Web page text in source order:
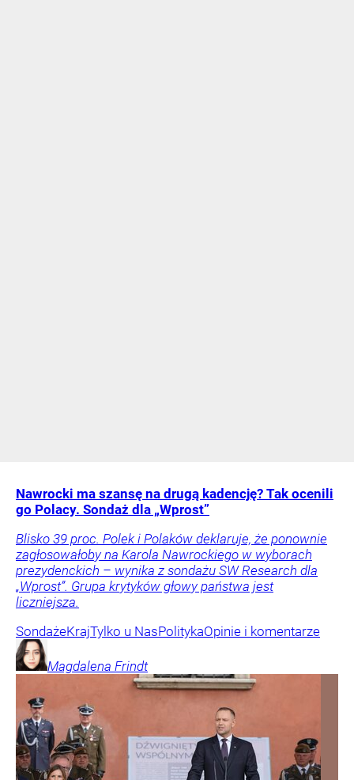
Nawrocki ma szansę na drugą kadencję? Tak ocenili
go Polacy. Sondaż dla „Wprost”
Blisko 39 proc. Polek i Polaków deklaruje, że ponownie
zagłosowałoby na Karola Nawrockiego w wyborach
prezydenckich – wynika z sondażu SW Research dla
„Wprost”. Grupa krytyków głowy państwa jest
liczniejsza.
SondażeKrajTylko u NasPolitykaOpinie i komentarze
Magdalena Frindt